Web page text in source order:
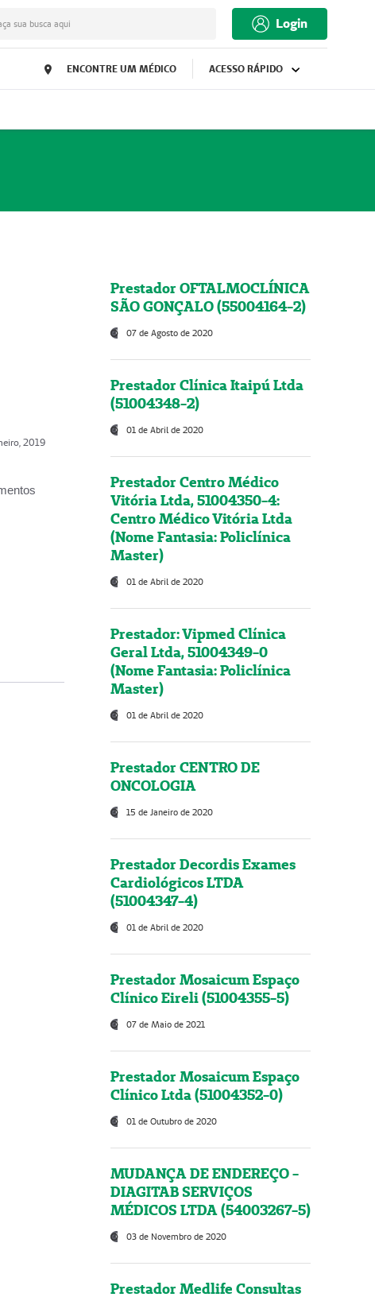
sua busca aqui Login
ENCONTRE UM MÉDICO ACESSO RÁPIDO
2019
Prestador OFTALMOCLÍNICA
SÃO GONÇALO (55004164-2)
07 de Agosto de 2020
Prestador Clínica Itaipú Ltda
(51004348-2)
01 de Abril de 2020
Prestador Centro Médico
Vitória Ltda, 51004350-4:
Centro Médico Vitória Ltda
(Nome Fantasia: Policlínica
Master)
01 de Abril de 2020
Prestador: Vipmed Clínica
Geral Ltda, 51004349-0
(Nome Fantasia: Policlínica
Master)
01 de Abril de 2020
Prestador CENTRO DE
ONCOLOGIA
15 de Janeiro de 2020
Prestador Decordis Exames
Cardiológicos LTDA
(51004347-4)
01 de Abril de 2020
Prestador Mosaicum Espaço
Clínico Eireli (51004355-5)
07 de Maio de 2021
Prestador Mosaicum Espaço
Clínico Ltda (51004352-0)
01 de Outubro de 2020
MUDANÇA DE ENDEREÇO -
DIAGITAB SERVIÇOS
MÉDICOS LTDA (54003267-5)
03 de Novembro de 2020
Prestador Medlife Consultas